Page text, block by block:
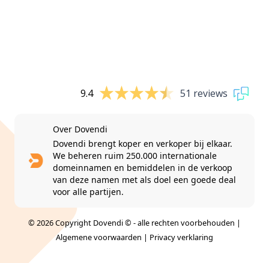
9.4 51 reviews
Over Dovendi
Dovendi brengt koper en verkoper bij elkaar.
We beheren ruim 250.000 internationale
domeinnamen en bemiddelen in de verkoop
van deze namen met als doel een goede deal
voor alle partijen.
© 2026 Copyright Dovendi © - alle rechten voorbehouden |
Algemene voorwaarden | Privacy verklaring